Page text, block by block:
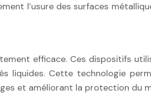
l’usure des surfaces
efficace. Ces dispositifs
liquides. Cette technologie
et améliorant la protection du